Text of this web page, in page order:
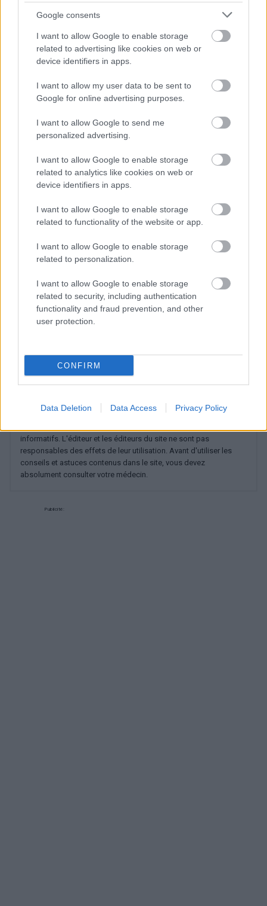
Google consents
I want to allow Google to enable storage
related to advertising like cookies on web or
device identifiers in apps.
I want to allow my user data to be sent to
Google for online advertising purposes.
I want to allow Google to send me
personalized advertising.
I want to allow Google to enable storage
related to analytics like cookies on web or
device identifiers in apps.
I want to allow Google to enable storage
related to functionality of the website or app.
I want to allow Google to enable storage
related to personalization.
I want to allow Google to enable storage
related to security, including authentication
functionality and fraud prevention, and other
user protection.
CONFIRM
Data Deletion Data Access Privacy Policy
lorsqu'elle devient très intense et désagréable, il
convient de l'examiner et, en cas de doute, de
consulter un médecin.
Utile? Partagez-le sur Facebook!
Vous voulez rester informé ? Suivez-
nous sur
oogle
News
EN RAPPORT
Sujets Mauvais-souffle-le-matin
Odeur-bouche désagréable
Appareil gastro-intestinal et métabolisme
Dentisterie
Voir aussi en english español polskim
https://www.medicalnewstoday.com/articles/morning-
breath#seeing-a-dentist
informatifs. L'éditeur et les éditeurs du site ne sont pas
responsables des effets de leur utilisation. Avant d'utiliser les
conseils et astuces contenus dans le site, vous devez
absolument consulter votre médecin.
Publicité: